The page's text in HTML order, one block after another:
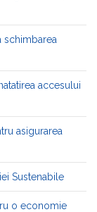
schimbarea
accesului
asigurarea
Sustenabile
o economie